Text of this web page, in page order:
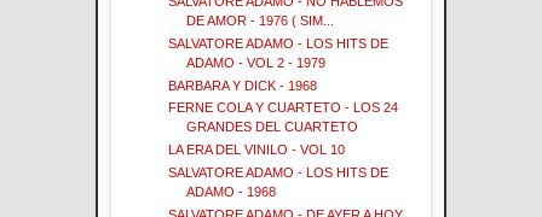
DE AMOR - 1976 ( SIM...
SALVATORE ADAMO - LOS HITS DE
ADAMO - VOL 2 - 1979
BARBARA Y DICK - 1968
FERNE COLA Y CUARTETO - LOS 24
GRANDES DEL CUARTETO
LA ERA DEL VINILO - VOL 10
SALVATORE ADAMO - LOS HITS DE
ADAMO - 1968
SALVATORE ADAMO - DE AYER A HOY